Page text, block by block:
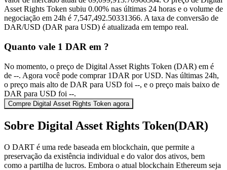
Asset Rights Token subiu 0.00% nas últimas 24 horas e o volume de
negociação em 24h é 7,547,492.50331366. A taxa de conversão de
DAR/USD (DAR para USD) é atualizada em tempo real.
Quanto vale 1 DAR em ?
No momento, o preço de Digital Asset Rights Token (DAR) em é
de --. Agora você pode comprar 1DAR por USD. Nas últimas 24h,
o preço mais alto de DAR para USD foi --, e o preço mais baixo de
DAR para USD foi --.
Compre Digital Asset Rights Token agora
Sobre Digital Asset Rights Token(DAR)
O DART é uma rede baseada em blockchain, que permite a
preservação da existência individual e do valor dos ativos, bem
como a partilha de lucros. Embora o atual blockchain Ethereum seja